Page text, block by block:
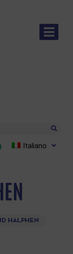
Italiano
HALPHEN